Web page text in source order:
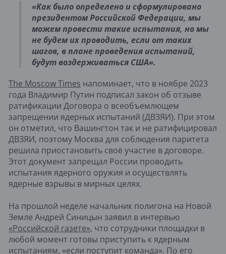
«Как было определено и сформулировано
президентом Российской Федерации, мы
можем провести такие испытания, но мы
не будем их проводить, если от таких
шагов, в плане проведения испытаний,
будут воздерживаться США».
The Moscow Times напоминает, что в ноябре 2023
года Владимир Путин подписал закон об отзыве
ратификации Договора о всеобъемлющем
запрещении ядерных испытаний (ДВЗЯИ). При этом
он отметил, что Вашингтон так и не ратифицировал
ДВЗЯИ, поэтому Москва для соблюдения паритета
решила приостановить своё участие в договоре.
Этот документ запрещал России проводить
испытания ядерного оружия и осуществлять
ядерные взрывы в мирных целях.
На прошлой неделе начальник полигона на Новой
Земле Андрей Синицын заявил в интервью
«Российской газете», что сотрудники площадки в
любой момент готовы приступить к ядерным
испытаниям, «если поступит команда». По его